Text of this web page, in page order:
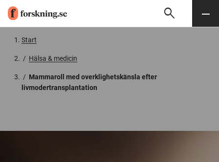
Söksearch Meny
Start
/ Hälsa & medicin
/ Mammaroll med overklighetskänsla efter
livmodertransplantation